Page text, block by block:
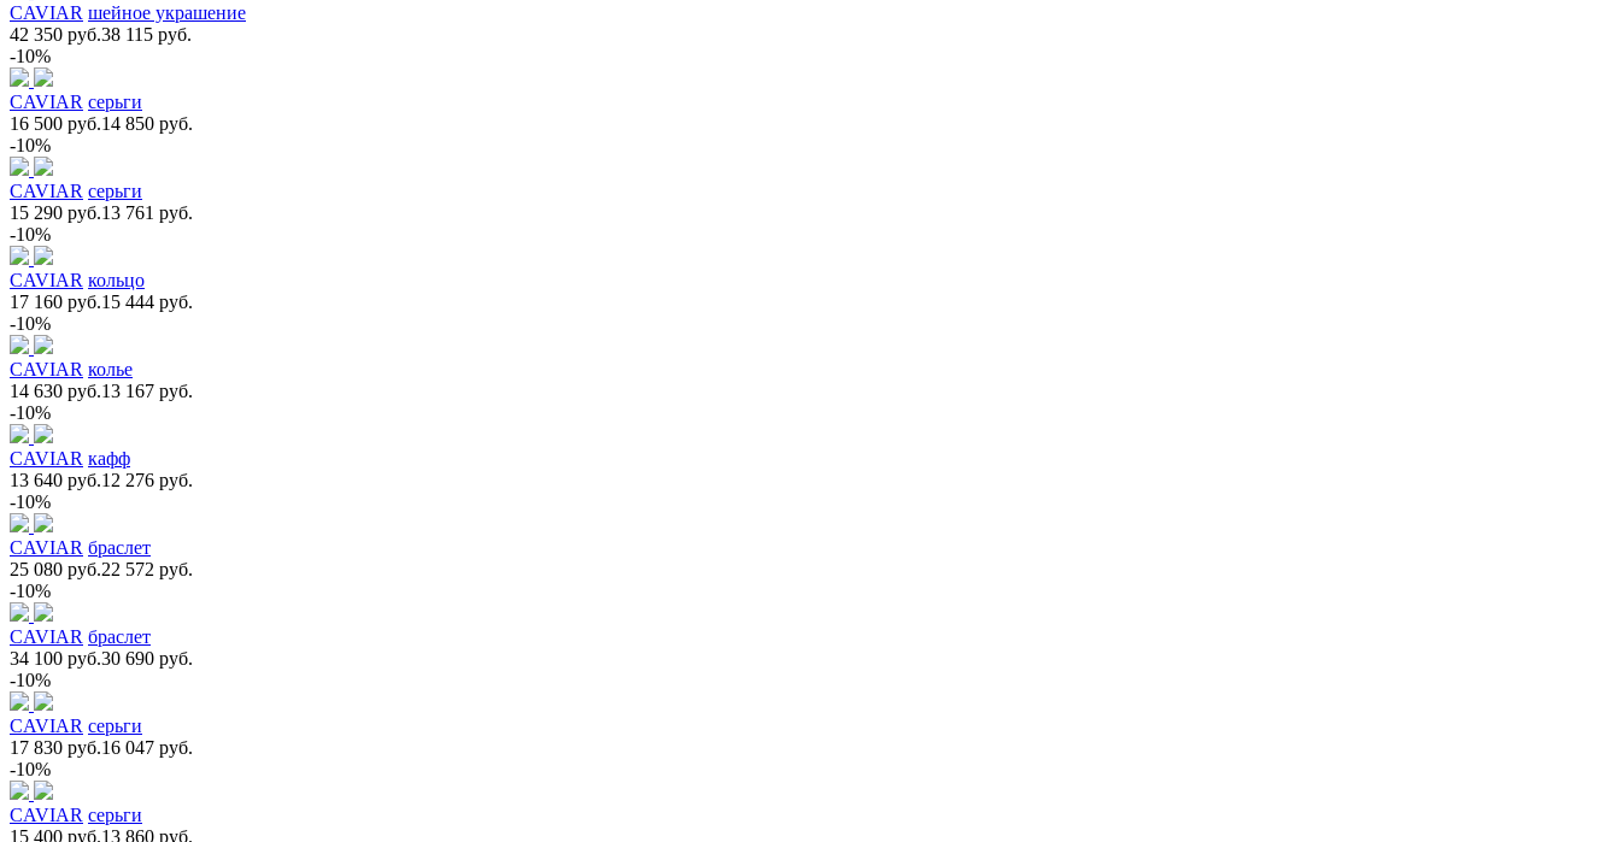
CAVIAR шейное украшение
42 350 руб.38 115 руб.
-10%
CAVIAR серьги
16 500 руб.14 850 руб.
-10%
CAVIAR серьги
15 290 руб.13 761 руб.
-10%
CAVIAR кольцо
17 160 руб.15 444 руб.
-10%
CAVIAR колье
14 630 руб.13 167 руб.
-10%
CAVIAR кафф
13 640 руб.12 276 руб.
-10%
CAVIAR браслет
25 080 руб.22 572 руб.
-10%
CAVIAR браслет
34 100 руб.30 690 руб.
-10%
CAVIAR серьги
17 830 руб.16 047 руб.
-10%
CAVIAR серьги
15 400 руб.13 860 руб.